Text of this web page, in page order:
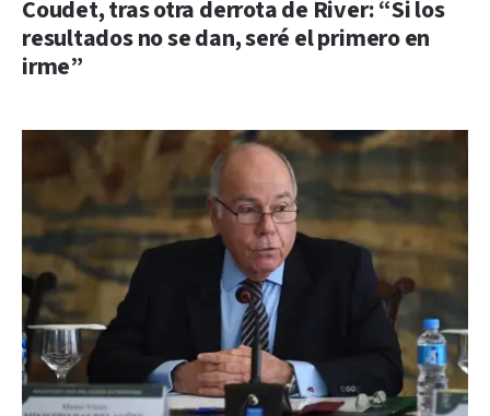
Coudet, tras otra derrota de River: “Si los
resultados no se dan, seré el primero en
irme”